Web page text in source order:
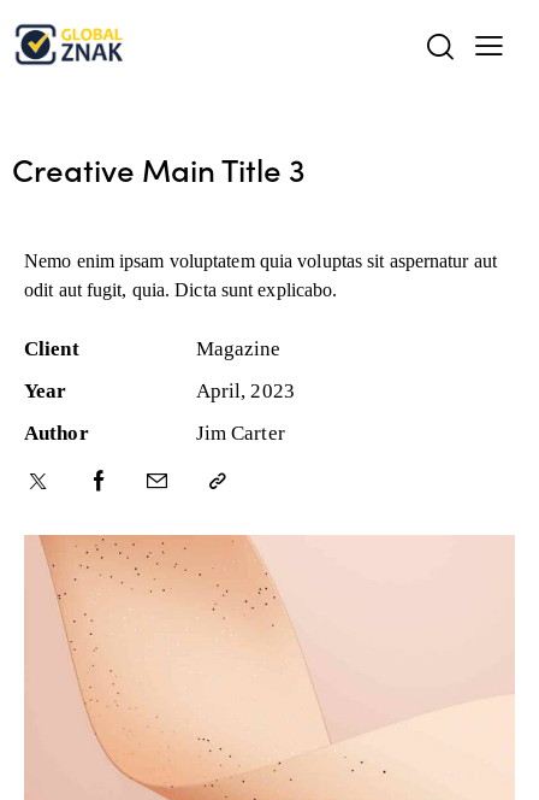
Creative Main Title 3
Nemo enim ipsam voluptatem quia voluptas sit aspernatur aut
odit aut fugit, quia. Dicta sunt explicabo.
Client
Magazine
Year
April, 2023
Author
Jim Carter